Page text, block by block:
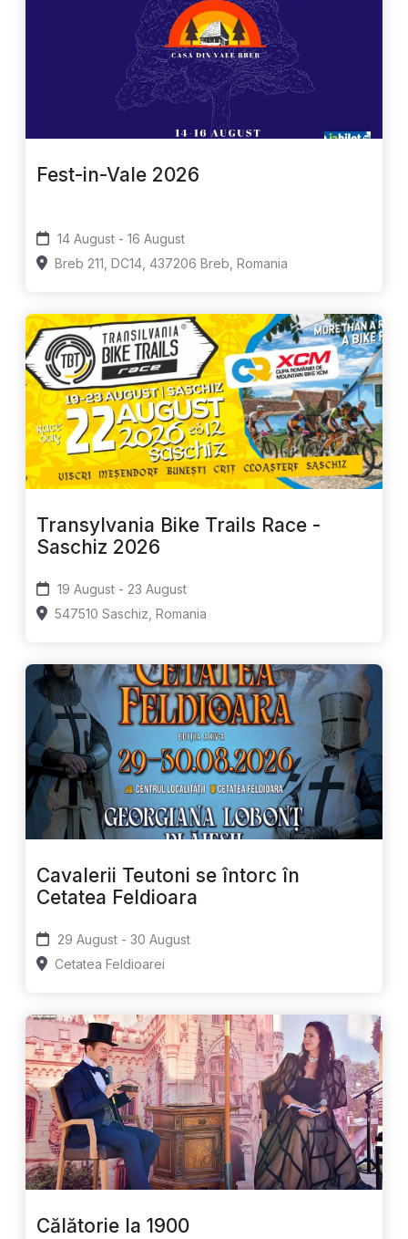
Fest-in-Vale 2026
14 August - 16 August
Breb 211, DC14, 437206 Breb, Romania
Transylvania Bike Trails Race -
Saschiz 2026
19 August - 23 August
547510 Saschiz, Romania
Cavalerii Teutoni se întorc în
Cetatea Feldioara
29 August - 30 August
Cetatea Feldioarei
Călătorie la 1900